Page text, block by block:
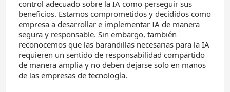
control adecuado sobre la IA como perseguir sus
beneficios. Estamos comprometidos y decididos como
empresa a desarrollar e implementar IA de manera
segura y responsable. Sin embargo, también
reconocemos que las barandillas necesarias para la IA
requieren un sentido de responsabilidad compartido
de manera amplia y no deben dejarse solo en manos
de las empresas de tecnología.